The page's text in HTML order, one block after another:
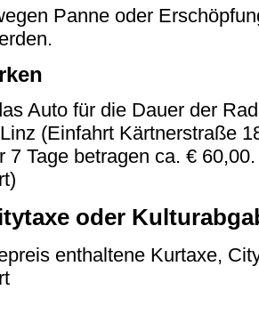
Panne oder
Auto für die Dauer der
(Einfahrt Kärtnerstraße
7 Tage betragen ca. €
oder
enthaltene Kurtaxe,